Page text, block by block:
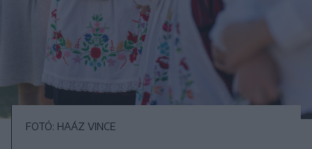
FOTÓ: HAÁZ VINCE